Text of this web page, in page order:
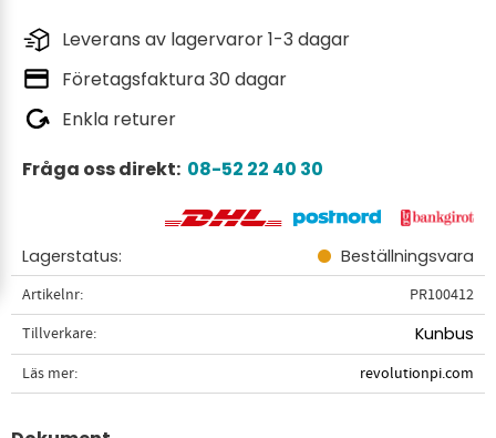
Leverans av lagervaror 1-3 dagar
Företagsfaktura 30 dagar
Enkla returer
Fråga oss direkt: 08-52 22 40 30
Lagerstatus Beställningsvara
Artikelnr
PR100412
Tillverkare
Kunbus
Läs mer revolutionpi.com